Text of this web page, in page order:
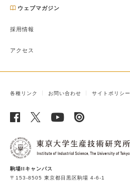
ウェブマガジン
採用情報
アクセス
各種リンク お問い合わせ サイトポリシー
駒場IIキャンパス
〒153-8505 東京都目黒区駒場 4-6-1